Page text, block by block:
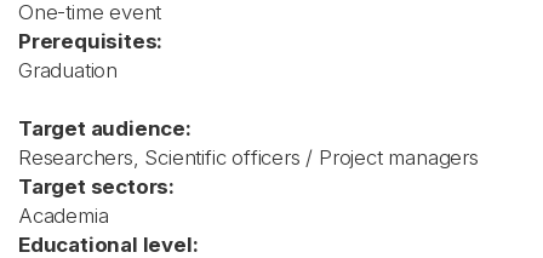
One-time event
Prerequisites:
Graduation
Target audience:
Researchers, Scientific officers / Project managers
Target sectors:
Academia
Educational level: